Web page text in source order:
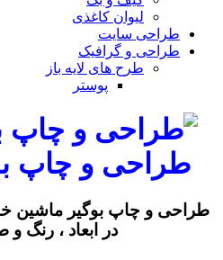
لیوان کاغذی
طراحی سایت
طراحی و گرافیک
طرح های لایه باز
پوستر
طراحی و چاپ
طراحی و چاپ بوگیر ماشین
در ابعاد ، رنگ و